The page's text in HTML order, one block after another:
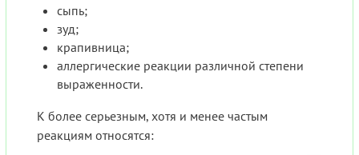
сыпь;
зуд;
крапивница;
аллергические реакции различной степени
выраженности.
К более серьезным, хотя и менее частым
реакциям относятся: